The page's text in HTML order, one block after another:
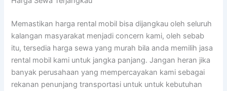
Memastikan harga rental mobil bisa dijangkau oleh seluruh
kalangan masyarakat menjadi concern kami, oleh sebab
itu, tersedia harga sewa yang murah bila anda memilih jasa
rental mobil kami untuk jangka panjang. Jangan heran jika
banyak perusahaan yang mempercayakan kami sebagai
rekanan penunjang transportasi untuk untuk kebutuhan